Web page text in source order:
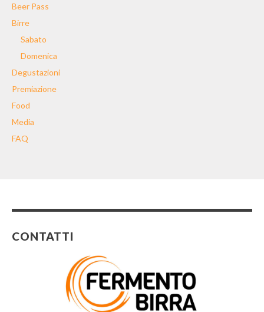
Beer Pass
Birre
Sabato
Domenica
Degustazioni
Premiazione
Food
Media
FAQ
CONTATTI